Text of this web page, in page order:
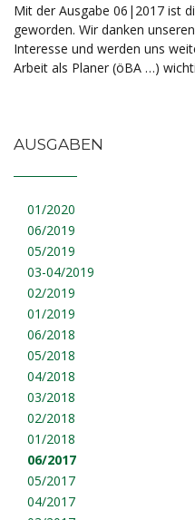
Mit der Ausgabe 06|2017 ist
geworden. Wir danken
Interesse und werden uns
Arbeit als Planer (öBA …)
AUSGABEN
01/2020
06/2019
05/2019
03-04/2019
02/2019
01/2019
06/2018
05/2018
04/2018
03/2018
02/2018
01/2018
06/2017
05/2017
04/2017